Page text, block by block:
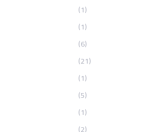
(1)
(1)
(6)
(21)
(1)
(5)
(1)